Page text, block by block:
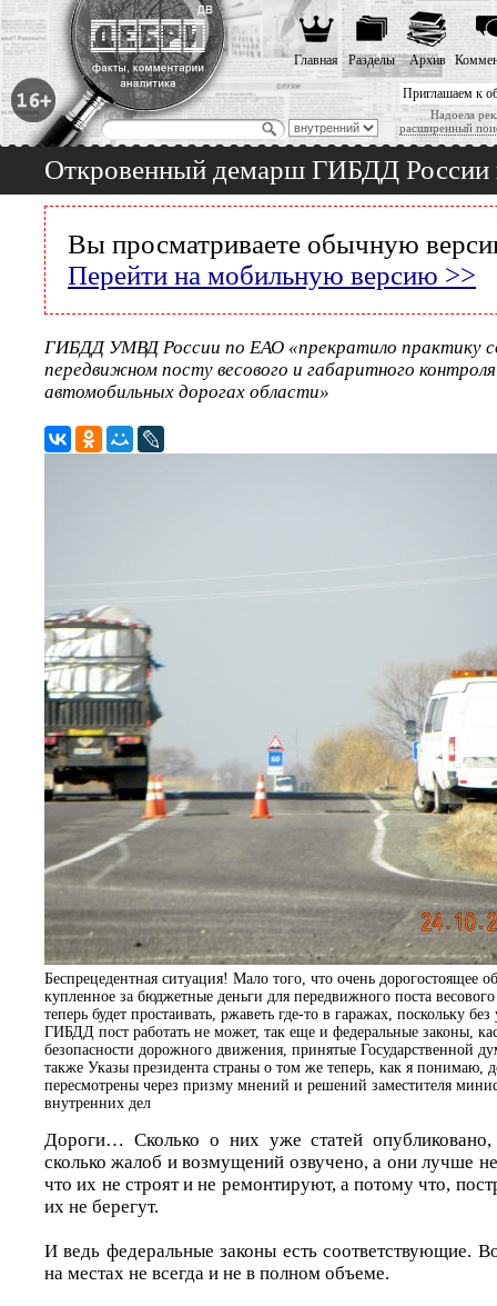
Приглашаем к
Надоела
расширенный
Главная Разделы Архив
Откровенный демарш ГИБДД
Вы просматриваете обычную
Перейти на мобильную версию >>
ГИБДД УМВД России по ЕАО «прекратило практику
передвижном посту весового и габаритного
автомобильных дорогах области»
Беспрецедентная ситуация! Мало того, что очень дорогостоящее
купленное за бюджетные деньги для передвижного поста
теперь будет простаивать, ржаветь где-то в гаражах, поскольку без
ГИБДД пост работать не может, так еще и федеральные законы,
безопасности дорожного движения, принятые Государственной
также Указы президента страны о том же теперь, как я понимаю,
пересмотрены через призму мнений и решений заместителя
внутренних дел
Дороги… Сколько о них уже статей опубликовано,
сколько жалоб и возмущений озвучено, а они лучше
что их не строят и не ремонтируют, а потому что,
их не берегут.
И ведь федеральные законы есть соответствующие.
на местах не всегда и не в полном объеме.